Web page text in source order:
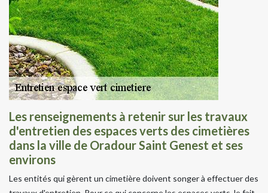
Les renseignements à retenir sur les travaux
d'entretien des espaces verts des cimetières
dans la ville de Oradour Saint Genest et ses
environs
Les entités qui gèrent un cimetière doivent songer à effectuer des